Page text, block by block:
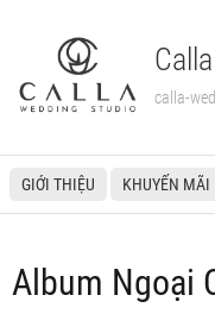
calla-
GIỚI THIỆU KHUYẾN MÃI
Album Ngoại